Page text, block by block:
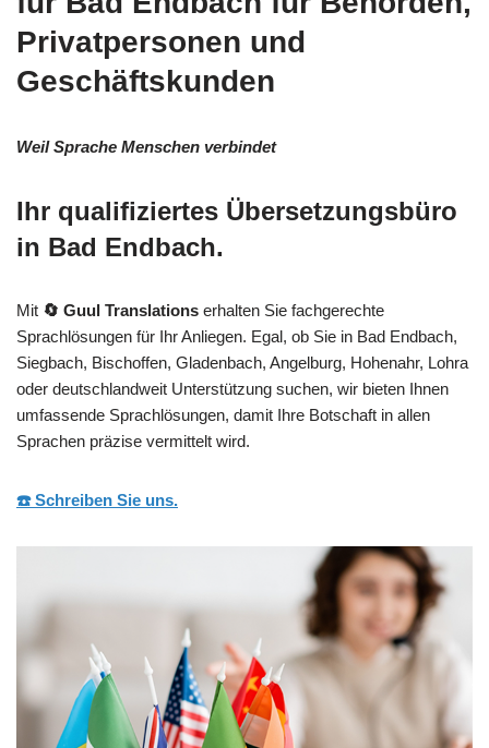
Privatpersonen und
Geschäftskunden
Weil Sprache Menschen verbindet
Ihr qualifiziertes Übersetzungsbüro
in Bad Endbach.
Mit 🔄 Guul Translations erhalten Sie fachgerechte
Sprachlösungen für Ihr Anliegen. Egal, ob Sie in Bad Endbach,
Siegbach, Bischoffen, Gladenbach, Angelburg, Hohenahr, Lohra
oder deutschlandweit Unterstützung suchen, wir bieten Ihnen
umfassende Sprachlösungen, damit Ihre Botschaft in allen
Sprachen präzise vermittelt wird.
☎️ Schreiben Sie uns.